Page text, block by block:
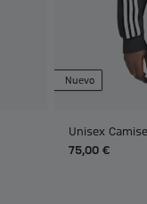
Nuevo
Unisex
75,00 €